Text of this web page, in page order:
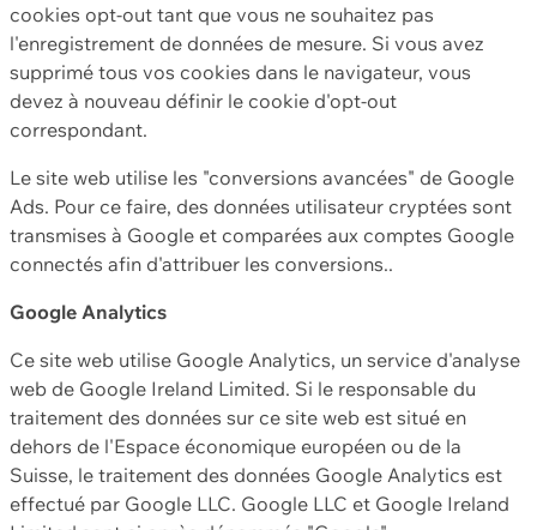
cookies opt-out tant que vous ne souhaitez pas
l'enregistrement de données de mesure. Si vous avez
supprimé tous vos cookies dans le navigateur, vous
devez à nouveau définir le cookie d'opt-out
correspondant.
Le site web utilise les "conversions avancées" de Google
Ads. Pour ce faire, des données utilisateur cryptées sont
transmises à Google et comparées aux comptes Google
connectés afin d'attribuer les conversions..
Google Analytics
Ce site web utilise Google Analytics, un service d'analyse
web de Google Ireland Limited. Si le responsable du
traitement des données sur ce site web est situé en
dehors de l'Espace économique européen ou de la
Suisse, le traitement des données Google Analytics est
effectué par Google LLC. Google LLC et Google Ireland